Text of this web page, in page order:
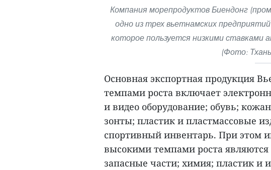
Компания морепродуктов Биендонг
одно из трех вьетнамских
которое пользуется низкими ставками
(Фото:
Основная экспортная продукция
темпами роста включает
и видео оборудование; обувь;
зонты; пластик и пластмассовые
спортивный инвентарь. При этом
высокими темпами роста
запасные части; химия; пластик и